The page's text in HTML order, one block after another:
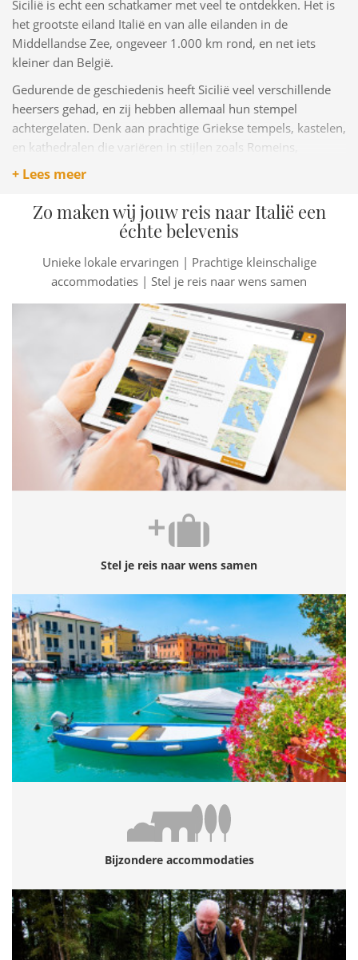
Sicilië is echt een schatkamer met veel te ontdekken. Het is
het grootste eiland Italië en van alle eilanden in de
Middellandse Zee, ongeveer 1.000 km rond, en net iets
kleiner dan België.
Gedurende de geschiedenis heeft Sicilië veel verschillende
heersers gehad, en zij hebben allemaal hun stempel
achtergelaten. Denk aan prachtige Griekse tempels, kastelen,
en kathedralen die variëren in stijlen zoals Romeins,
Byzantijns en Arabisch. Je vindt ook oosterse tuinen en
Deze mix van culturen zie je ook terug in het eten van het
eiland. Een bekend gerecht uit de Siciliaanse keuken is
ricotta, dat opgerold en gebakken is. Je kunt het als
tussendoortje of als dessert genieten.
+ Lees meer
Zo maken wij jouw reis naar Italië een
échte belevenis
Unieke lokale ervaringen | Prachtige kleinschalige
accommodaties | Stel je reis naar wens samen
Stel je reis naar wens samen
Bijzondere accommodaties